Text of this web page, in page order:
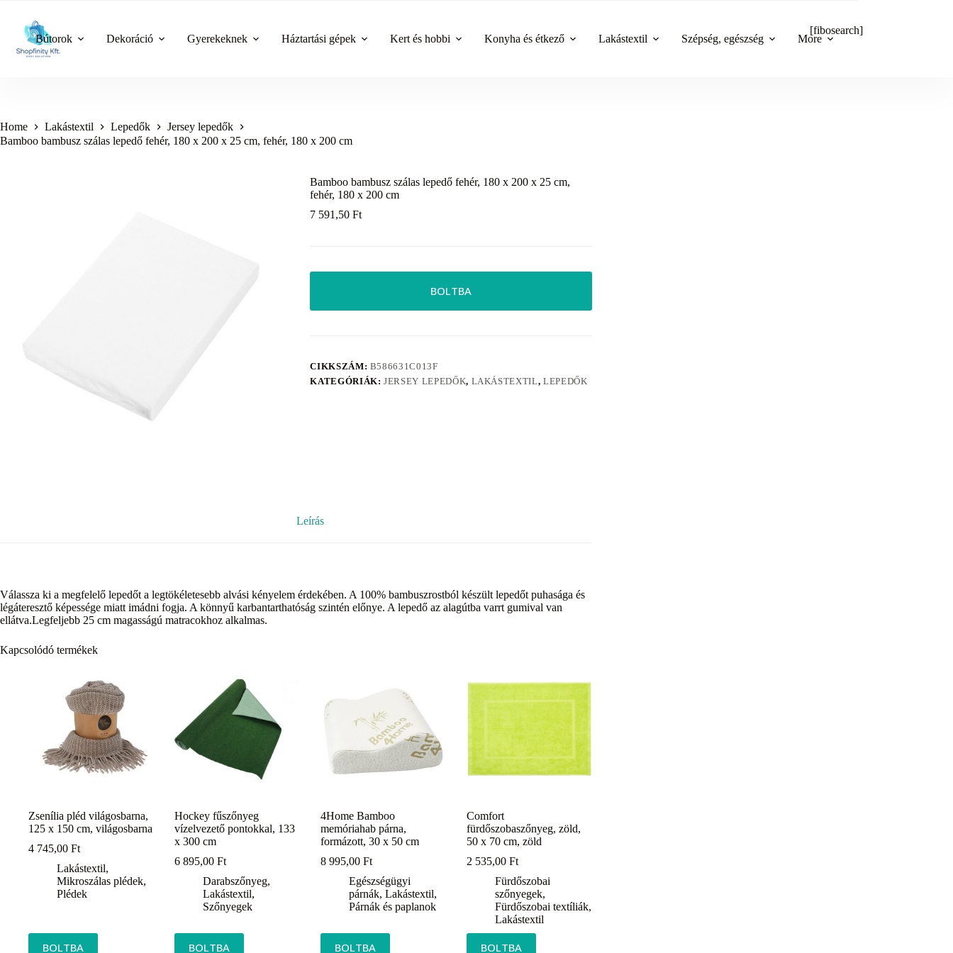
content
Bútorok Dekoráció Gyerekeknek Háztartási gépek Kert és hobbi Konyha és étkező Lakástextil Szépség, egészség More
[fibosearch]
Home Lakástextil Lepedők
Jersey lepedők
Bamboo bambusz szálas lepedő fehér, 180 x 200 x 25 cm, fehér, 180 x 200 cm
Bamboo bambusz szálas lepedő fehér, 180 x 200 x 25 cm,
fehér, 180 x 200 cm
7 591,50Ft
BOLTBA
CIKKSZÁM: B586631C013F
KATEGÓRIÁK:JERSEY LEPEDŐK, LAKÁSTEXTIL,LEPEDŐK
Leírás
Válassza ki a megfelelő lepedőt a legtökéletesebb alvási kényelem érdekében. A 100% bambuszrostból készült lepedőt puhasága és
légáteresztő képessége miatt imádni fogja. A könnyű karbantarthatóság szintén előnye. A lepedő az alagútba varrt gumival van
ellátva.Legfeljebb 25 cm magasságú matracokhoz alkalmas.
Kapcsolódó termékek
Zsenília pléd világosbarna,
125 x 150 cm, világosbarna
4 745,00 Ft
Lakástextil,
Mikroszálas plédek,
Plédek
BOLTBA
Hockey fűszőnyeg
vízelvezető pontokkal, 133
x 300 cm
6 895,00Ft
Darabszőnyeg,
Lakástextil,
Szőnyegek
BOLTBA
4Home Bamboo
memóriahab párna,
formázott, 30 x 50 cm
8 995,00Ft
Egészségügyi
párnák,Lakástextil,
Párnák és paplanok
BOLTBA
Comfort
fürdőszobaszőnyeg, zöld,
50 x 70 cm, zöld
2 535,00Ft
Fürdőszobai
szőnyegek,
Fürdőszobai textíliák,
Lakástextil
BOLTBA